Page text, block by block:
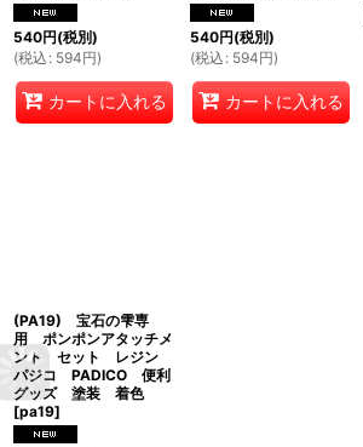
540円(税別)
(税込 : 594円)
カートに入れる
540円(税別)
(税込 : 594円)
カートに入れる
(PA19) 宝石の雫専
用 ポンポンアタッチメ
ント セット レジン
パジコ PADICO 便利
グッズ 塗装 着色
[pa19]